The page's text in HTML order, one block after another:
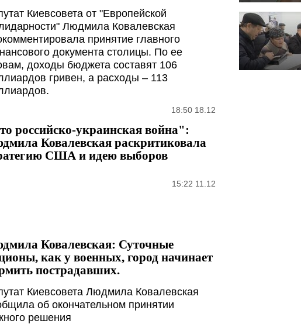
Киевсовета от "Европейской
Людмила Ковалевская
принятие главного
документа столицы. По ее
доходы бюджета составят 106
гривен, а расходы – 113
18:50 18.12
российско-украинская война":
Ковалевская раскритиковала
США и идею выборов
15:22 11.12
Ковалевская: Суточные
как у военных, город начинает
пострадавших.
Киевсовета Людмила Ковалевская
об окончательном принятии
решения